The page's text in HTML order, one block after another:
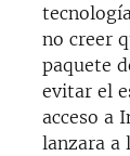
no creer
paquete
evitar el
acceso a
lanzara a